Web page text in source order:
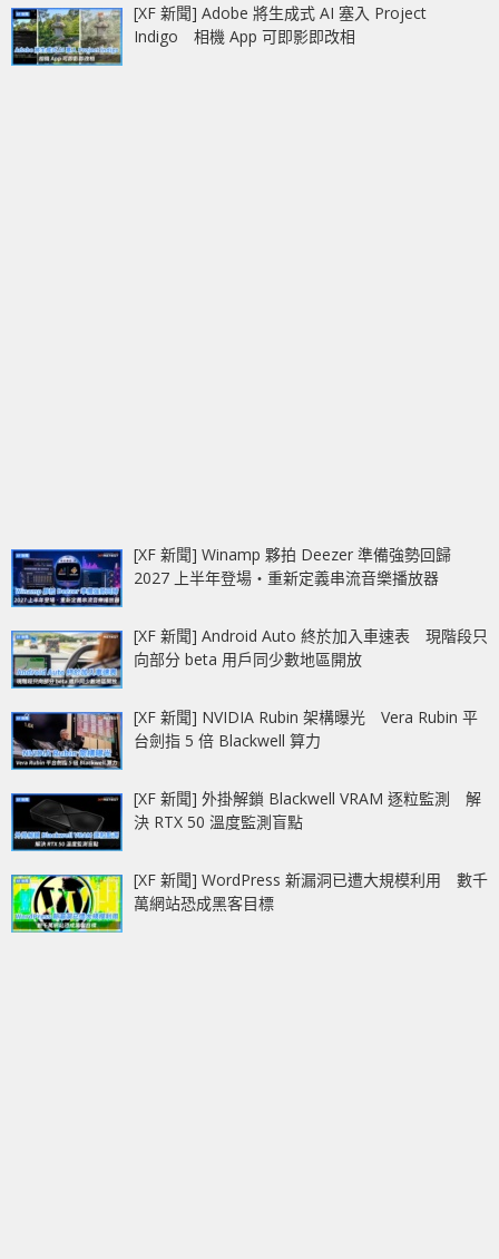
[XF 新聞] Adobe 將生成式 AI 塞入 Project
Indigo 相機 App 可即影即改相
[XF 新聞] Winamp 夥拍 Deezer 準備強勢回歸
2027 上半年登場‧重新定義串流音樂播放器
[XF 新聞] Android Auto 終於加入車速表 現階段只
向部分 beta 用戶同少數地區開放
[XF 新聞] NVIDIA Rubin 架構曝光 Vera Rubin 平
台劍指 5 倍 Blackwell 算力
[XF 新聞] 外掛解鎖 Blackwell VRAM 逐粒監測 解
決 RTX 50 溫度監測盲點
[XF 新聞] WordPress 新漏洞已遭大規模利用 數千
萬網站恐成黑客目標